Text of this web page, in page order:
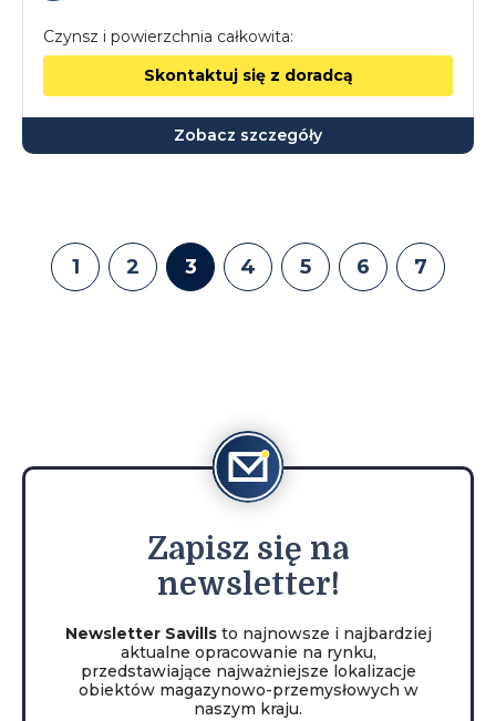
Czynsz i powierzchnia całkowita:
Skontaktuj się z doradcą
Zobacz szczegóły
1 2 3 4 5 6 7
Zapisz się na
newsletter!
Newsletter Savillsto najnowsze i najbardziej
aktualne opracowanie na rynku,
przedstawiające najważniejsze lokalizacje
obiektów magazynowo-przemysłowych w
naszym kraju.